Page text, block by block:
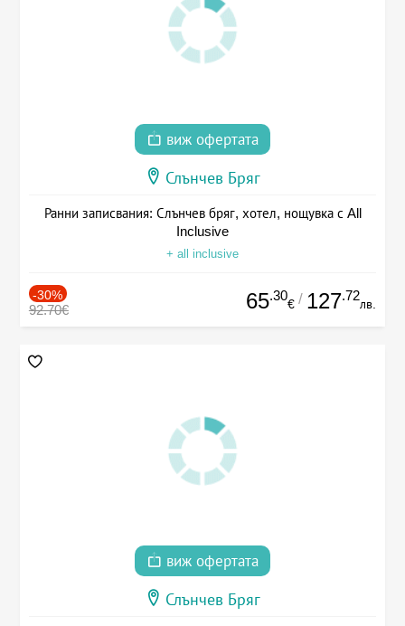
виж офертата
Слънчев Бряг
Ранни записвания: Слънчев бряг, хотел, нощувка с All
Inclusive
+ all inclusive
-30%
92.70€ 65.30
€ / 127.72
лв.
виж офертата
Слънчев Бряг